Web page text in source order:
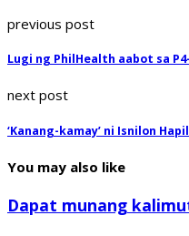
previous post
Lugi ng PhilHealth aabot sa
next post
‘Kanang-kamay’ ni Isnilon
You may also like
Dapat munang